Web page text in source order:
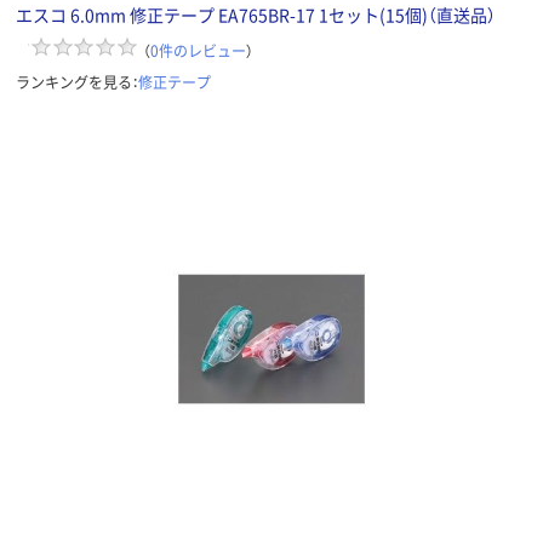
エスコ 6.0mm 修正テープ EA765BR-17 1セット(15個)（直送品）
（0件のレビュー）
ランキングを見る：修正テープ